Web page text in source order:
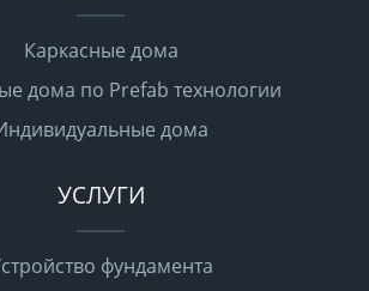
Каркасные дома
дома по Prefab технологии
дома
УСЛУГИ
фундамента